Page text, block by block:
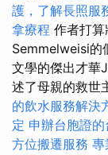
護，了解長照服
拿療程 作者打
Semmelweisi的
文學的傑出才華
述了母親的救世
的飲水服務解決
定 申辦台胞證
方位搬遷服務 專